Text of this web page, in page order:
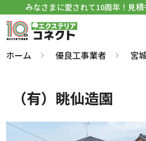
みなさまに愛されて10周年！見積
ホーム 優良工事業者 宮
（有）眺仙造園